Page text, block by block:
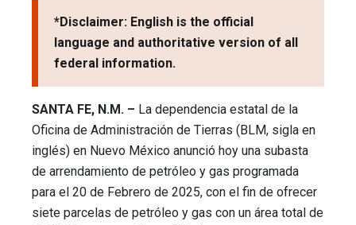
*Disclaimer: English is the official
language and authoritative version of all
federal information.
SANTA FE, N.M. – La dependencia estatal de la
Oficina de Administración de Tierras (BLM, sigla en
inglés) en Nuevo México anunció hoy una subasta
de arrendamiento de petróleo y gas programada
para el 20 de Febrero de 2025, con el fin de ofrecer
siete parcelas de petróleo y gas con un área total de